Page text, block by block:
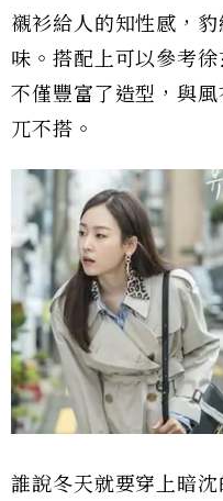
襯衫給人的知性感，
味。搭配上可以參考
不僅豐富了造型，與
兀不搭。
誰說冬天就要穿上暗